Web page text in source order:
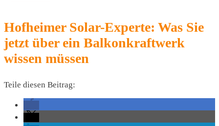
Hofheimer Solar-Experte: Was Sie
jetzt über ein Balkonkraftwerk
wissen müssen
Teile diesen Beitrag: